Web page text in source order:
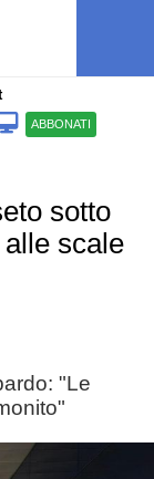
ABBONATI
sotto
scale
"Le